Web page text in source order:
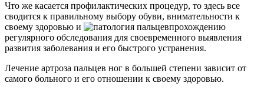
Что же касается профилактических процедур, то здесь все
сводится к правильному выбору обуви, внимательности к
своему здоровью и
прохождению
регулярного обследования для своевременного выявления
развития заболевания и его быстрого устранения.
Лечение артроза пальцев ног в большей степени зависит от
самого больного и его отношении к своему здоровью.